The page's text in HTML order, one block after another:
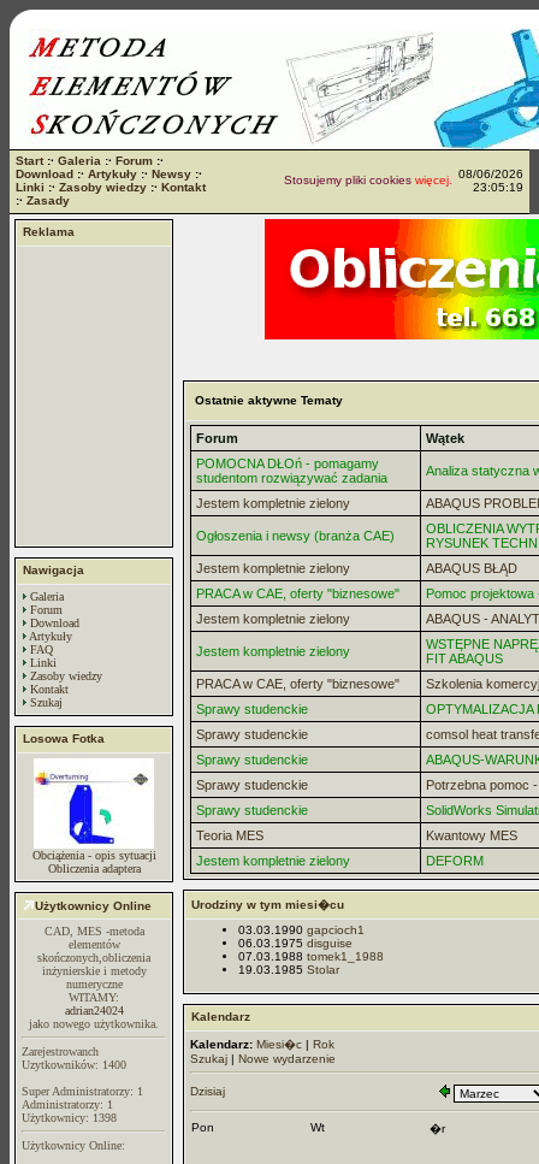
Start:· Galeria :· Forum :·
Download :· Artykuły :· Newsy :·
Linki :· Zasoby wiedzy :· Kontakt
:· Zasady
Stosujemy pliki cookieswięcej...
08/06/2026
23:05:19
Reklama
Nawigacja
Galeria
Forum
Download
Artykuły
FAQ
Linki
Zasoby wiedzy
Kontakt
Szukaj
Losowa Fotka
Obciążenia - opis sytuacji
Obliczenia adaptera
Użytkownicy Online
CAD, MES -metoda
elementów
skończonych,obliczenia
inżynierskie i metody
numeryczne
WITAMY:
adrian24024
jako nowego użytkownika.
Zarejestrowanch
Uzytkowników: 1400
Super Administratorzy: 1
Administratorzy: 1
Użytkownicy: 1398
Użytkownicy Online:
Ostatnie aktywne Tematy
Forum
Wątek
POMOCNA DŁOń - pomagamy
studentom rozwiązywać zadania
Analiza statyczna
Jestem kompletnie zielony ABAQUS
Ogłoszenia i newsy (branża CAE)
OBLICZENIA
RYSUNEK
Jestem kompletnie zielony
ABAQUS BŁĄD
PRACA w CAE, oferty "biznesowe"
Pomoc projektowa
Jestem kompletnie zielony
ABAQUS -
Jestem kompletnie zielony
WSTĘPNE
FIT ABAQUS
PRACA w CAE, oferty "biznesowe"
Szkolenia
Sprawy studenckie
OPTYMALIZACJA
Sprawy studenckie
comsol heat
Sprawy studenckie
ABAQUS-
Sprawy studenckie
Potrzebna pomoc
Sprawy studenckie
SolidWorks
Teoria MES
Kwantowy MES
Jestem kompletnie zielony
DEFORM
Urodziny w tym miesi�cu
03.03.1990 gapcioch1
06.03.1975 disguise
07.03.1988 tomek1_1988
19.03.1985 Stolar
Kalendarz
Kalendarz: Miesi�c | Rok
Szukaj | Nowe wydarzenie
Dzisiaj
Pon Wt �r